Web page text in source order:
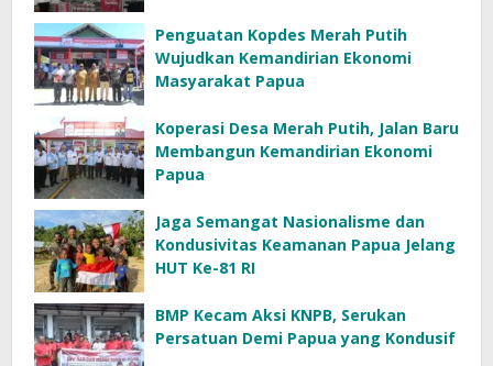
Penguatan Kopdes Merah Putih
Wujudkan Kemandirian Ekonomi
Masyarakat Papua
Koperasi Desa Merah Putih, Jalan Baru
Membangun Kemandirian Ekonomi
Papua
Jaga Semangat Nasionalisme dan
Kondusivitas Keamanan Papua Jelang
HUT Ke-81 RI
BMP Kecam Aksi KNPB, Serukan
Persatuan Demi Papua yang Kondusif